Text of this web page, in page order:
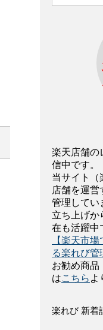
楽天店舗の
信中です。
当サイト（
店舗を運営
管理してい
立ち上げか
在も活躍中
【楽天市
る楽れび管
お勧め商品
はこちら よ
楽れび 新着